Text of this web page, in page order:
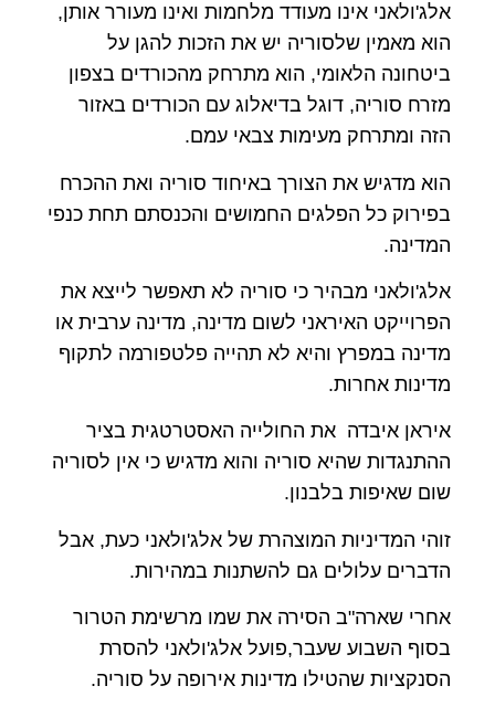
אלג'ולאני אינו מעודד מלחמות ואינו מעורר אותן,
הוא מאמין שלסוריה יש את הזכות להגן על
ביטחונה הלאומי, הוא מתרחק מהכורדים בצפון
מזרח סוריה, דוגל בדיאלוג עם הכורדים באזור
הזה ומתרחק מעימות צבאי עמם.
הוא מדגיש את הצורך באיחוד סוריה ואת ההכרח
בפירוק כל הפלגים החמושים והכנסתם תחת כנפי
המדינה.
אלג'ולאני מבהיר כי סוריה לא תאפשר לייצא את
הפרוייקט האיראני לשום מדינה, מדינה ערבית או
מדינה במפרץ והיא לא תהייה פלטפורמה לתקוף
מדינות אחרות.
איראן איבדה את החולייה האסטרטגית בציר
ההתנגדות שהיא סוריה והוא מדגיש כי אין לסוריה
שום שאיפות בלבנון.
זוהי המדיניות המוצהרת של אלג'ולאני כעת, אבל
הדברים עלולים גם להשתנות במהירות.
אחרי שארה"ב הסירה את שמו מרשימת הטרור
בסוף השבוע שעבר,פועל אלג'ולאני להסרת
הסנקציות שהטילו מדינות אירופה על סוריה.